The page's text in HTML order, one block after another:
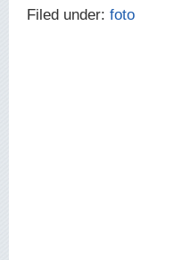
Filed under: foto